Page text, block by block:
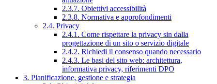
2.3.7. Obiettivi accessibilità
2.3.8. Normativa e approfondimenti
2.4. Privacy
2.4.1. Come rispettare la privacy sin dalla
progettazione di un sito o servizio digitale
2.4.2. Richiedi il consenso quando necessario
2.4.3. Le basi del sito web: architettura,
informativa privacy, riferimenti DPO
3. Pianificazione, gestione e strategia